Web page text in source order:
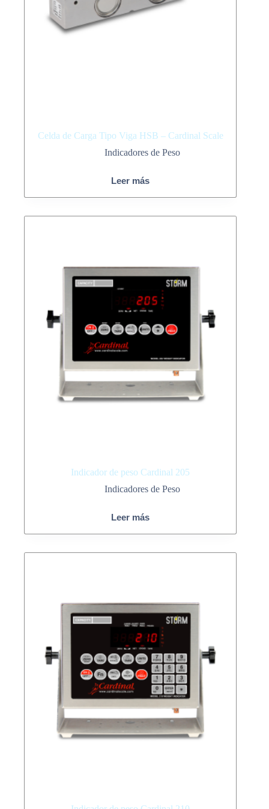
Celda de Carga Tipo Viga HSB – Cardinal Scale
Indicadores de Peso
Leer más
Indicador de peso Cardinal 205
Indicadores de Peso
Leer más